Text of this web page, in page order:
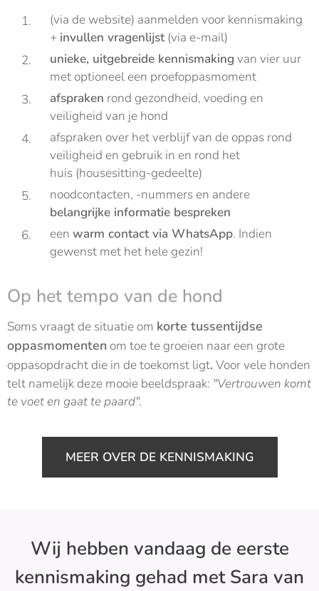
(via de website) aanmelden voor kennismaking
+ invullen vragenlijst(via e-mail)
unieke, uitgebreide kennismaking van vier uur
met optioneel een proefoppasmoment
afspraken rond gezondheid, voeding en
veiligheid van je hond
afspraken over het verblijf van de oppas rond
veiligheid en gebruik in en rond het
huis (housesitting-gedeelte)
noodcontacten, -nummers en andere
belangrijke informatie bespreken
een warm contact via WhatsApp. Indien
gewenst met het hele gezin!
Op het tempo van de hond
Soms vraagt de situatie om korte tussentijdse
oppasmomenten om toe te groeien naar een grote
oppasopdracht die in de toekomst ligt.Voor vele honden
telt namelijk deze mooie beeldspraak: "Vertrouwen komt
te voet en gaat te paard".
MEER OVER DE KENNISMAKING
Wij hebben vandaag de eerste
kennismaking gehad met Sara van